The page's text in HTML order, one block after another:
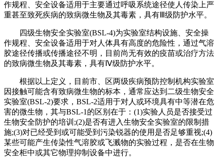
作规程、安全设备适用于主要通过呼吸系统途径使人传染上严
重甚至致死疾病的致病微生物及其毒素，具有Ⅲ级防护水平。
四级生物安全实验室(BSL-4)为实验室结构设施、安全操
作规程、安全设备适用于对人体具有高度的危险性，通过气溶
胶途径传播或传播途径不明，目前尚无有效的疫苗或治疗方法
的致病微生物及其毒素，具有Ⅳ级防护水平。
根据以上定义，目前市、区两级疾病预防控制机构实验室
因接触可能含有致病微生物的标本，通常应达到二级生物安全
实验室(BSL-2)要求，BSL-2适用于对人或环境具有中等潜在危
害的微生物，其与BSL-1的区别在于：(1)实验人员是否接受过
生物安全防护的培训;(2)是否有进入生物安全实验室的限制措
施;(3)对已经受到或可能受到污染锐器的使用是否足够重视;(4)
某些可能产生传染性气溶胶或飞溅物的实验过程，是否在生物
安全柜中或其它物理抑制设备中进行。